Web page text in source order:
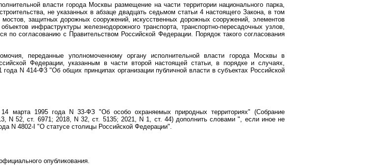
власти города Москвы размещение на части территории национального парка,
не указанных в абзаце двадцать седьмом статьи 4 настоящего Закона, в том
защитных дорожных сооружений, искусственных дорожных сооружений, элементов
инфраструктуры железнодорожного транспорта, транспортно-пересадочных узлов,
по согласованию с Правительством Российской Федерации. Порядок такого согласования
переданные уполномоченному органу исполнительной власти города Москвы в
Федерации, указанным в части второй настоящей статьи, в порядке и случаях,
года N 414-ФЗ "Об общих принципах организации публичной власти в субъектах Российской
14 марта 1995 года N 33-ФЗ "Об особо охраняемых природных территориях" (Собрание
N 52, ст. 6971; 2018, N 32, ст. 5135; 2021, N 1, ст. 44) дополнить словами ", если иное не
N 4802-I "О статусе столицы Российской Федерации".
опубликования.